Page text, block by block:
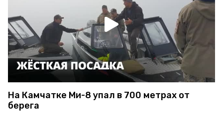
На Камчатке Ми-8 упал в 700 метрах от
берега